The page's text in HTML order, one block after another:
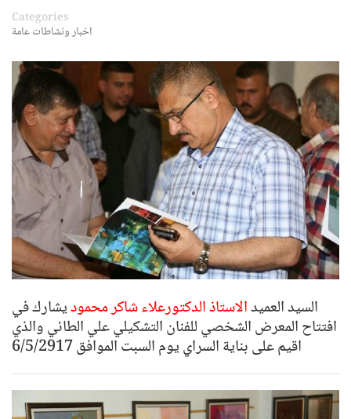
Categories
اخبار ونشاطات عامة
السيد العميدالاستاذ الدكتورعلاء شاكر محموديشارك في
افتتاح المعرض الشخصي للفنان التشكيلي علي الطائي والذي
اقيم على بناية السراي يوم السبت الموافق 6/5/2917